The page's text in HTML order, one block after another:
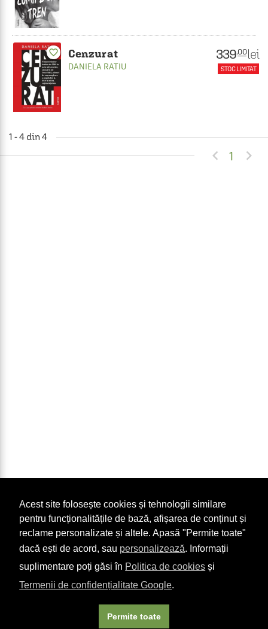
Acest site folosește cookies și tehnologii similare
pentru funcționalitățile de bază, afișarea de conținut și
reclame personalizate și altele. Apasă "Permite toate"
dacă ești de acord, sau personalizează. Informații
suplimentare poți găsi în Politica de cookies și
Termenii de confidențialitate Google.
Permite toate
favorite_border Cenzurat
DANIELA RATIU
339.00 lei
STOC LIMITAT
1 - 4 din 4
 1 